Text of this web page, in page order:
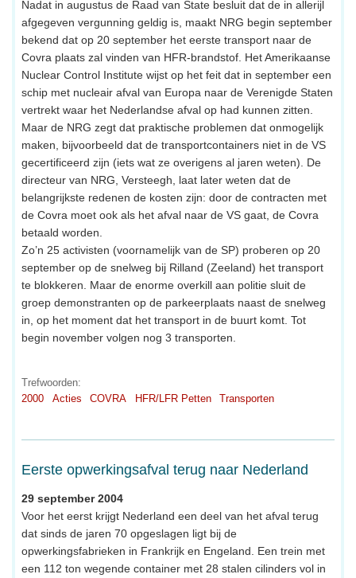
Nadat in augustus de Raad van State besluit dat de in allerijl
afgegeven vergunning geldig is, maakt NRG begin september
bekend dat op 20 september het eerste transport naar de
Covra plaats zal vinden van HFR-brandstof. Het Amerikaanse
Nuclear Control Institute wijst op het feit dat in september een
schip met nucleair afval van Europa naar de Verenigde Staten
vertrekt waar het Nederlandse afval op had kunnen zitten.
Maar de NRG zegt dat praktische problemen dat onmogelijk
maken, bijvoorbeeld dat de transportcontainers niet in de VS
gecertificeerd zijn (iets wat ze overigens al jaren weten). De
directeur van NRG, Versteegh, laat later weten dat de
belangrijkste redenen de kosten zijn: door de contracten met
de Covra moet ook als het afval naar de VS gaat, de Covra
betaald worden.
Zo’n 25 activisten (voornamelijk van de SP) proberen op 20
september op de snelweg bij Rilland (Zeeland) het transport
te blokkeren. Maar de enorme overkill aan politie sluit de
groep demonstranten op de parkeerplaats naast de snelweg
in, op het moment dat het transport in de buurt komt. Tot
begin november volgen nog 3 transporten.
Trefwoorden:
2000
Acties COVRA HFR/LFR Petten Transporten
Eerste opwerkingsafval terug naar Nederland
29 september 2004
Voor het eerst krijgt Nederland een deel van het afval terug
dat sinds de jaren 70 opgeslagen ligt bij de
opwerkingsfabrieken in Frankrijk en Engeland. Een trein met
een 112 ton wegende container met 28 stalen cilinders vol in